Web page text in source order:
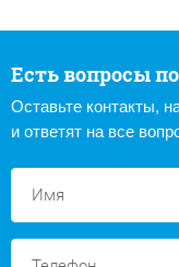
Есть вопросы
Оставьте контакты,
и ответят на все